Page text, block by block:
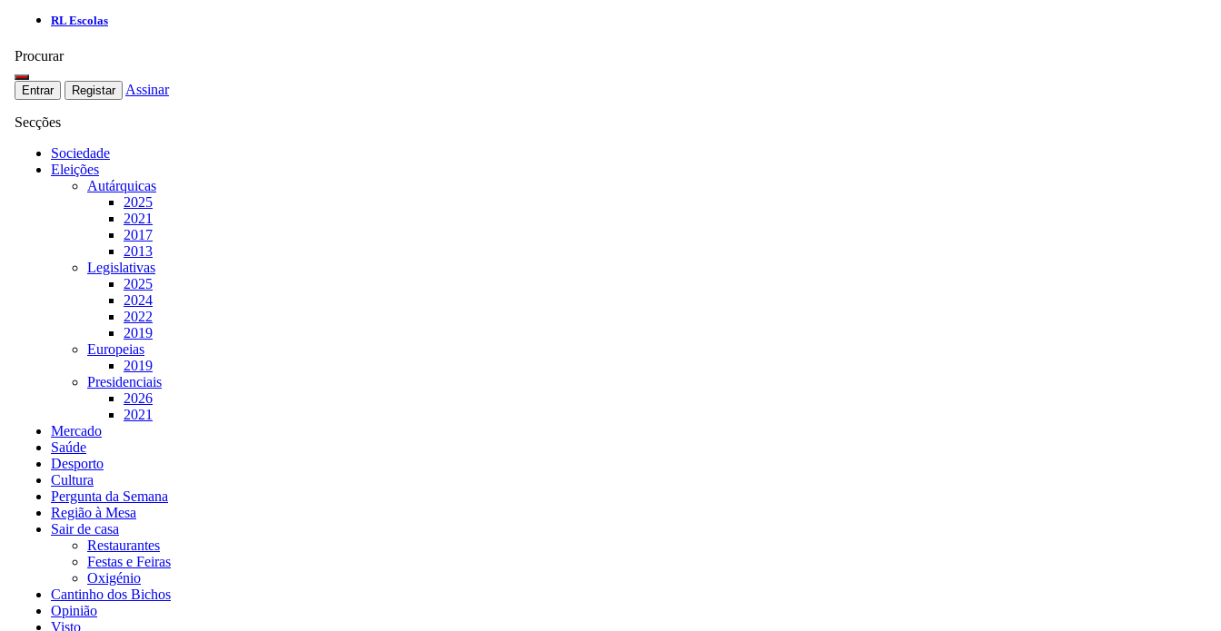
RL Escolas
Procurar
Entrar Registar Assinar
Secções
Sociedade
Eleições
Autárquicas
2025
2021
2017
2013
Legislativas
2025
2024
2022
2019
Europeias
2019
Presidenciais
2026
2021
Mercado
Saúde
Desporto
Cultura
Pergunta da Semana
Região à Mesa
Sair de casa
Restaurantes
Festas e Feiras
Oxigénio
Cantinho dos Bichos
Opinião
Visto